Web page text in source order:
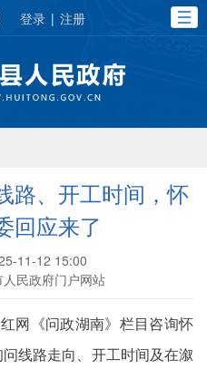
登录 | 注册
路、开工时间，怀
回应来了
11-12 15:00
民政府门户网站
网《问政湖南》栏目咨询怀
线路走向、开工时间及在溆